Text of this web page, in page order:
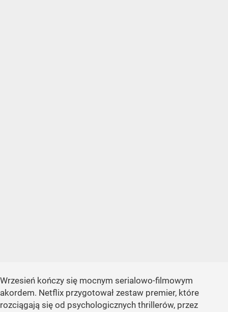
Wrzesień kończy się mocnym serialowo-filmowym
akordem. Netflix przygotował zestaw premier, które
rozciągają się od psychologicznych thrillerów, przez